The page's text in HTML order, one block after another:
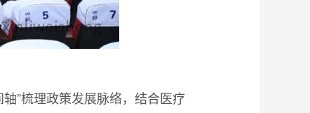
”梳理政策发展脉络，结合医疗